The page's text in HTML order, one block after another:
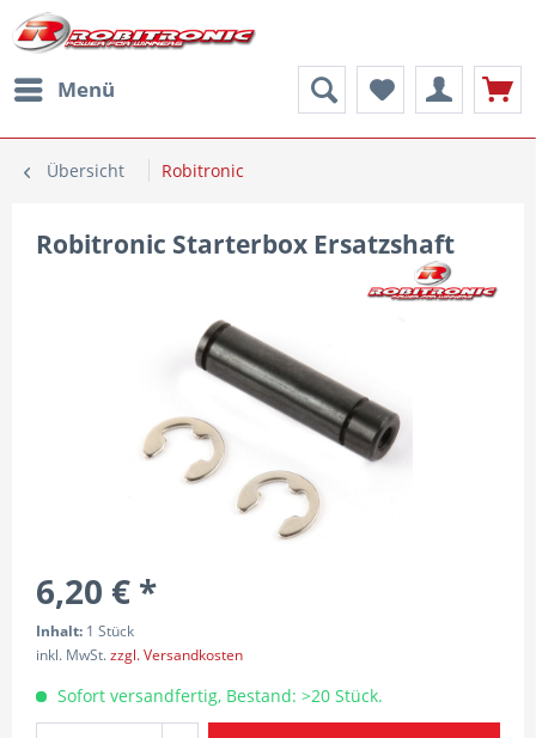
Menü
Übersicht Robitronic
Robitronic Starterbox Ersatzshaft
6,20 € *
Inhalt: 1 Stück
inkl. MwSt.zzgl. Versandkosten
Sofort versandfertig, Bestand: >20 Stück.